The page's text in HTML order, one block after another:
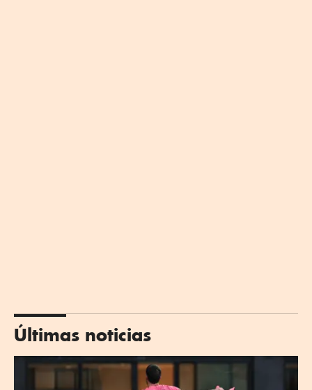
Últimas noticias